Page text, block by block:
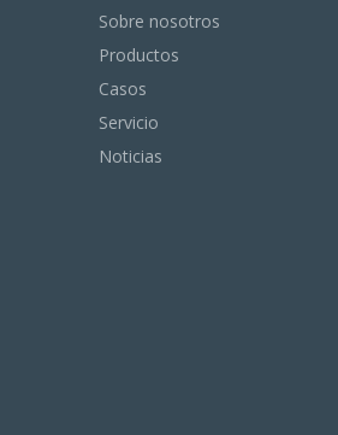
Sobre nosotros
Productos
Casos
Servicio
Noticias